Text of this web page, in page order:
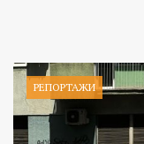
РЕПОРТАЖИ